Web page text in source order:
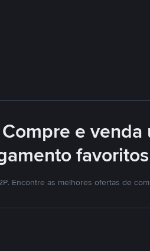
e
favoritos
Encontre as melhores ofertas de